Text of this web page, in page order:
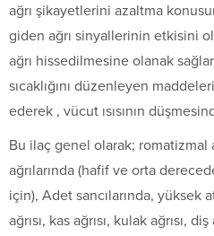
ağrı şikayetlerini azaltma
giden ağrı sinyallerinin etkisini
ağrı hissedilmesine olanak
sıcaklığını düzenleyen
ederek , vücut ısısının
Bu ilaç genel olarak; romatizmal
ağrılarında (hafif ve orta
için), Adet sancılarında, yüksek
ağrısı, kas ağrısı, kulak ağrısı,